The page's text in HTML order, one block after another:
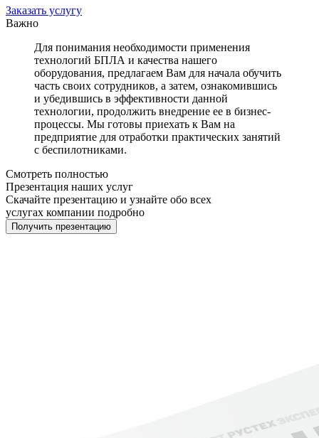
Заказать услугу
Важно
Для понимания необходимости применения
технологий БПЛА и качества нашего
оборудования, предлагаем Вам для начала обучить
часть своих сотрудников, а затем, ознакомившись
и убедившись в эффективности данной
технологии, продолжить внедрение ее в бизнес-
процессы. Мы готовы приехать к Вам на
предприятие для отработки практических занятий
с беспилотниками.
Смотреть полностью
Презентация наших услуг
Скачайте презентацию и узнайте обо всех
услугах компании подробно
Получить презентацию